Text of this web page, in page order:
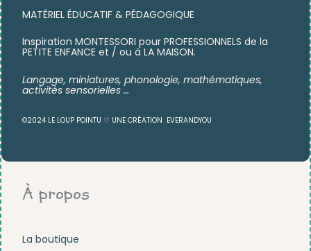
MATÉRIEL ÉDUCATIF & PÉDAGOGIQUE
Inspiration MONTESSORI pour PROFESSIONNELS de la
PETITE ENFANCE et / ou à LA MAISON.
Langage, miniatures, phonologie, mathématiques,
activités sensorielles …
©2024 LE LOUP POINTU ♡ UNE CRÉATION EVERANDYOU
À propos
La boutique